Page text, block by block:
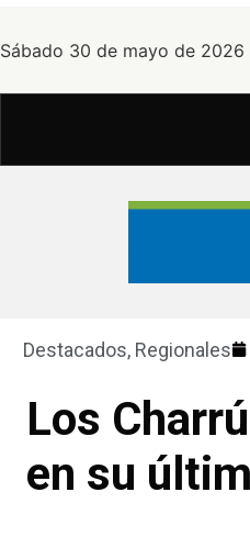
Sábado 30 de mayo de 2026
Destacados, Regionales
Los
en su